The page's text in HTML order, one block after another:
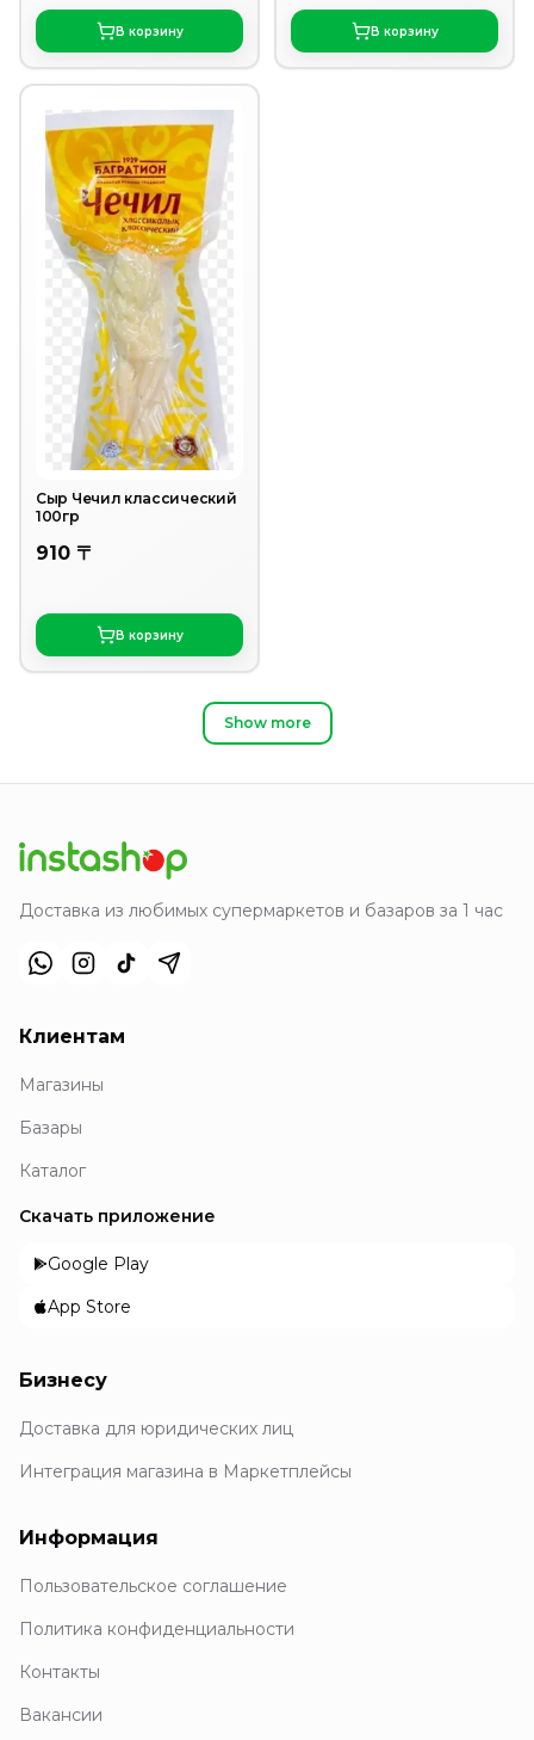
В корзину В корзину
Сыр Чечил классический
100гр
910 〒
В корзину
Show more
Доставка из любимых супермаркетов и базаров за 1 час
Клиентам
Магазины
Базары
Каталог
Скачать приложение
Google Play
App Store
Бизнесу
Доставка для юридических лиц
Интеграция магазина в Маркетплейсы
Информация
Пользовательское соглашение
Политика конфиденциальности
Контакты
Вакансии